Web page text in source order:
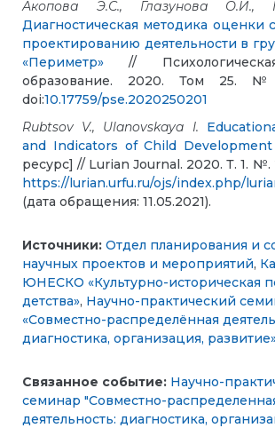
Акопова Э.С., Глазунова О.И.,
Диагностическая методика оценки
проектированию деятельности в
«Периметр» //
образование. 2020. Том 25.
doi:10.17759/pse.2020250201
Rubtsov V., Ulanovskaya I.
and Indicators of Child Development
ресурс] // Lurian Journal. 2020. Т. 1. №.
https://lurian.urfu.ru/ojs/index.php/
(дата обращения: 11.05.2021).
Источники: Отдел планирования и
научных проектов и мероприятий,
ЮНЕСКО «Культурно-историческая
детства», Научно-практический
«Совместно-распределённая
диагностика, организация,
Связанное событие: Научно-
семинар "Совместно-
деятельность: диагностика,